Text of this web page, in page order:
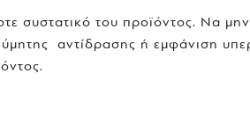
συστατικό του προϊόντος. Να
αντίδρασης ή εμφάνιση